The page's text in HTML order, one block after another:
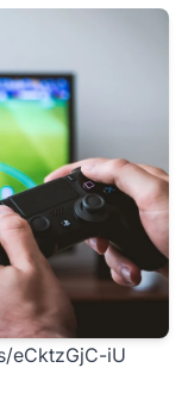
eCktzGjC-iU